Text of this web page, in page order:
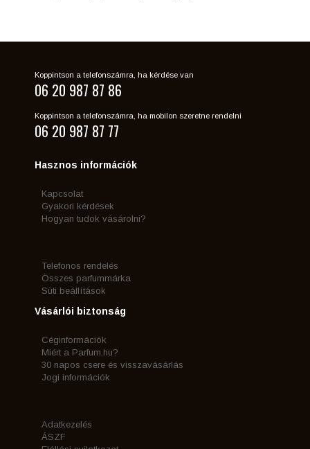
Koppintson a telefonszámra, ha kérdése van
06 20 987 87 86
Koppintson a telefonszámra, ha mobilon szeretne rendelni
06 20 987 87 77
Hasznos információk
Kapcsolat
Gyakori kérdések
Hogyan tudok vásárolni?
Telefonos rendelés
Összes parfummárka
Süti beállítások
Vásárlói biztonság
Céginformációk
Miért a Parfum.hu?
30 napos csere és visszavásárlás
Jogi információk
Adatkezelés
ÁSZF